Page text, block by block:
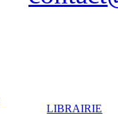
LIBRAIRIE